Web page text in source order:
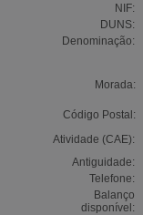
NIF:
DUNS:
Denominação:
Morada:
Código Postal:
Atividade (CAE):
Antiguidade:
Telefone:
Balanço
disponível: